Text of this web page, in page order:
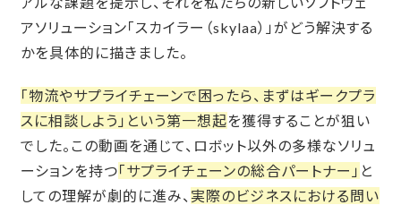
アソリューション「スカイラー（skylaa）」がどう解決する
かを具体的に描きました。
「物流やサプライチェーンで困ったら、まずはギークプラ
スに相談しよう」という第一想起を獲得することが狙い
でした。この動画を通じて、ロボット以外の多様なソリュ
ーションを持つ「サプライチェーンの総合パートナー」 と
しての理解が劇的に進み、 実際のビジネスにおける問い